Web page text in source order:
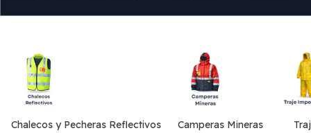
Chalecos y Pecheras Reflectivos Camperas Mineras